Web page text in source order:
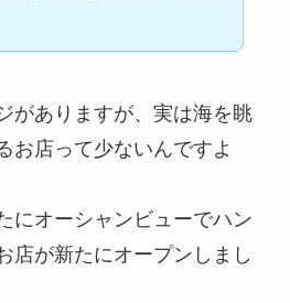
がありますが、実は海を眺
お店って少ないんですよ
にオーシャンビューでハン
店が新たにオープンしまし